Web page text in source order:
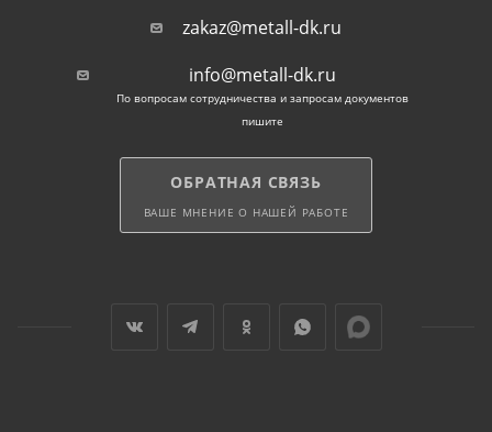
zakaz@metall-dk.ru
info@metall-dk.ru
По вопросам сотрудничества и запросам документов
пишите
ОБРАТНАЯ СВЯЗЬ
ВАШЕ МНЕНИЕ О НАШЕЙ РАБОТЕ